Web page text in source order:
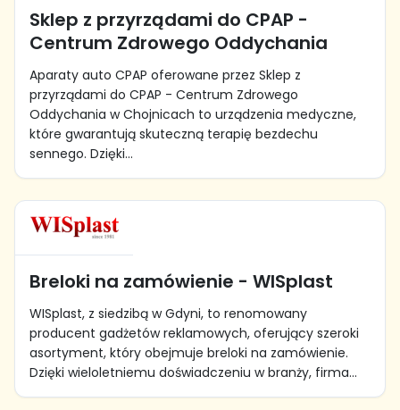
Sklep z przyrządami do CPAP -
Centrum Zdrowego Oddychania
Aparaty auto CPAP oferowane przez Sklep z
przyrządami do CPAP - Centrum Zdrowego
Oddychania w Chojnicach to urządzenia medyczne,
które gwarantują skuteczną terapię bezdechu
sennego. Dzięki...
Breloki na zamówienie - WISplast
WISplast, z siedzibą w Gdyni, to renomowany
producent gadżetów reklamowych, oferujący szeroki
asortyment, który obejmuje breloki na zamówienie.
Dzięki wieloletniemu doświadczeniu w branży, firma...